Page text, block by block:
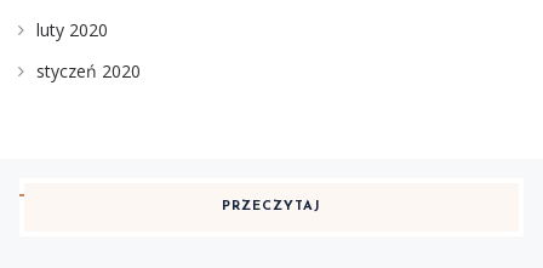
luty 2020
styczeń 2020
PRZECZYTAJ